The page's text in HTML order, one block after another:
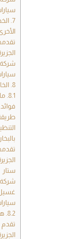
7.
8.
8.1.
فوائد
ستار
شركة
8.2.
تقدم